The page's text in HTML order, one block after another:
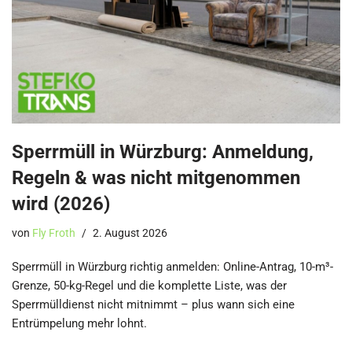
Sperrmüll in Würzburg: Anmeldung,
Regeln & was nicht mitgenommen
wird (2026)
von Fly Froth 2. August 2026
Sperrmüll in Würzburg richtig anmelden: Online-Antrag, 10-m³-
Grenze, 50-kg-Regel und die komplette Liste, was der
Sperrmülldienst nicht mitnimmt – plus wann sich eine
Entrümpelung mehr lohnt.